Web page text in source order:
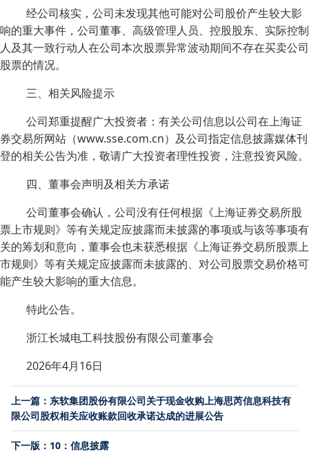
经公司核实，公司未发现其他可能对公司股价产生较大影
响的重大事件，公司董事、高级管理人员、控股股东、实际控制
人及其一致行动人在公司本次股票异常波动期间不存在买卖公司
股票的情况。
三、相关风险提示
公司郑重提醒广大投资者：有关公司信息以公司在上海证
券交易所网站（www.sse.com.cn）及公司指定信息披露媒体刊
登的相关公告为准，敬请广大投资者理性投资，注意投资风险。
四、董事会声明及相关方承诺
公司董事会确认，公司没有任何根据《上海证券交易所股
票上市规则》等有关规定应披露而未披露的事项或与该等事项有
关的筹划和意向，董事会也未获悉根据《上海证券交易所股票上
市规则》等有关规定应披露而未披露的、对公司股票交易价格可
能产生较大影响的重大信息。
特此公告。
浙江长城电工科技股份有限公司董事会
2026年4月16日
上一篇：东软集团股份有限公司关于现金收购上海思芮信息科技有
限公司股权相关应收账款回收承诺达成的进展公告
下一版：10：信息披露